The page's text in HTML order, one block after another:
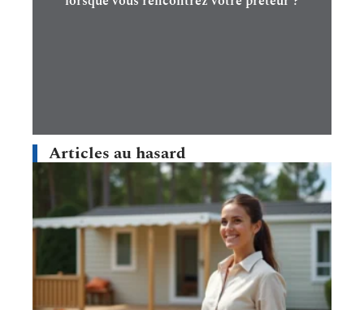
Articles au hasard